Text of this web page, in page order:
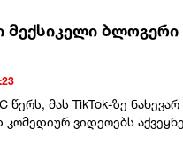
ნანუკა ჟორჟოლიანი,
მარიზი
თინა ბოკუჩავასა და
მედიასთან განაცხადა,
მექსიკელი
წერს, მას TikTok-ზე
ვიდეოებს